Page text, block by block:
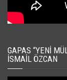
GAPAS “YENI
İSMAIL ÖZCAN